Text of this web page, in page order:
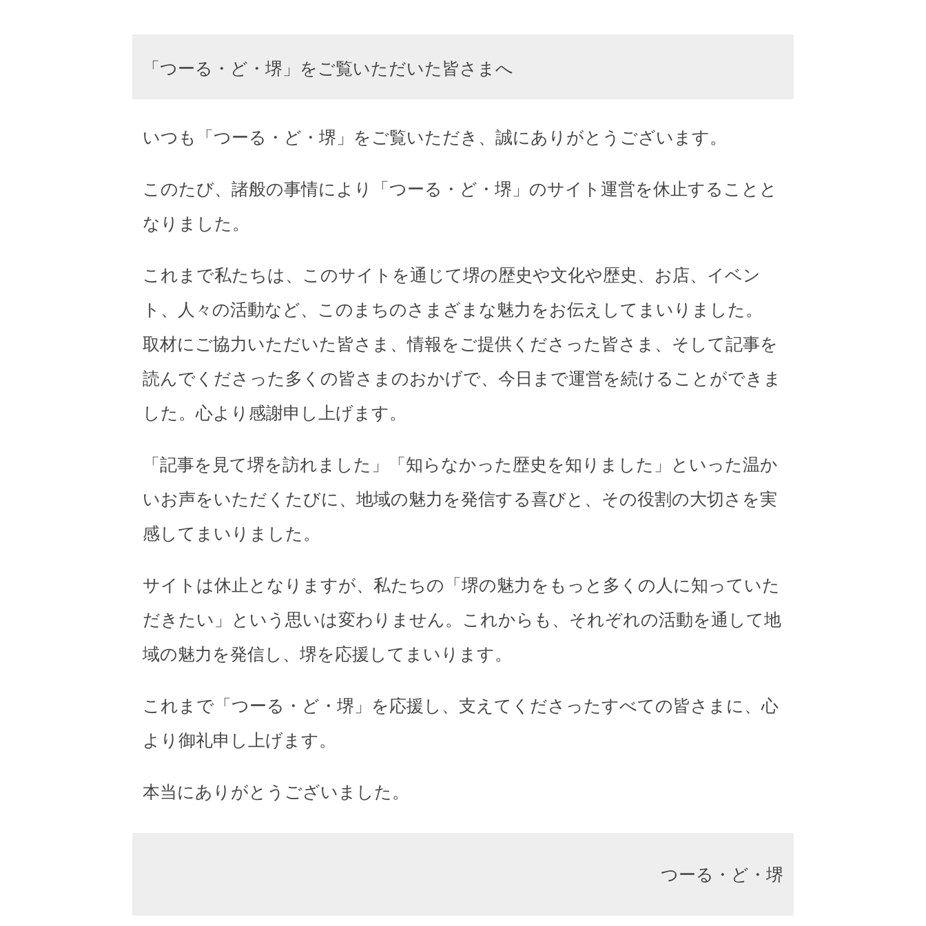
「つーる・ど・堺」をご覧いただいた皆さまへ
いつも「つーる・ど・堺」をご覧いただき、誠にありがとうございます。
このたび、諸般の事情により「つーる・ど・堺」のサイト運営を休止することと
なりました。
これまで私たちは、このサイトを通じて堺の歴史や文化や歴史、お店、イベン
ト、人々の活動など、このまちのさまざまな魅力をお伝えしてまいりました。
取材にご協力いただいた皆さま、情報をご提供くださった皆さま、そして記事を
読んでくださった多くの皆さまのおかげで、今日まで運営を続けることができま
した。心より感謝申し上げます。
「記事を見て堺を訪れました」「知らなかった歴史を知りました」といった温か
いお声をいただくたびに、地域の魅力を発信する喜びと、その役割の大切さを実
感してまいりました。
サイトは休止となりますが、私たちの「堺の魅力をもっと多くの人に知っていた
だきたい」という思いは変わりません。これからも、それぞれの活動を通して地
域の魅力を発信し、堺を応援してまいります。
これまで「つーる・ど・堺」を応援し、支えてくださったすべての皆さまに、心
より御礼申し上げます。
本当にありがとうございました。
つーる・ど・堺